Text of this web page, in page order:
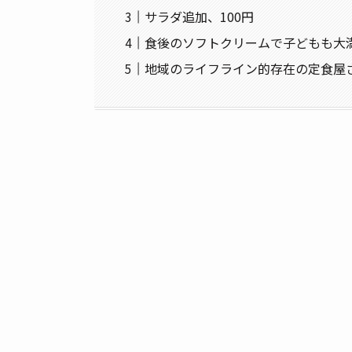
サラダ追加、100円
食後のソフトクリームで子どもも大
地域のライフライン的存在の定食屋